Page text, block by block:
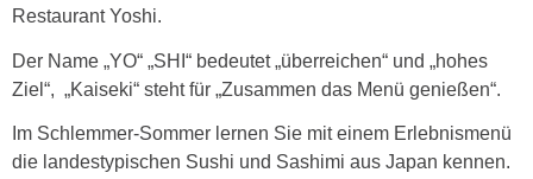
Restaurant Yoshi.
Der Name „YO“ „SHI“ bedeutet „überreichen“ und „hohes
Ziel“, „Kaiseki“ steht für „Zusammen das Menü genießen“.
Im Schlemmer-Sommer lernen Sie mit einem Erlebnismenü
die landestypischen Sushi und Sashimi aus Japan kennen.